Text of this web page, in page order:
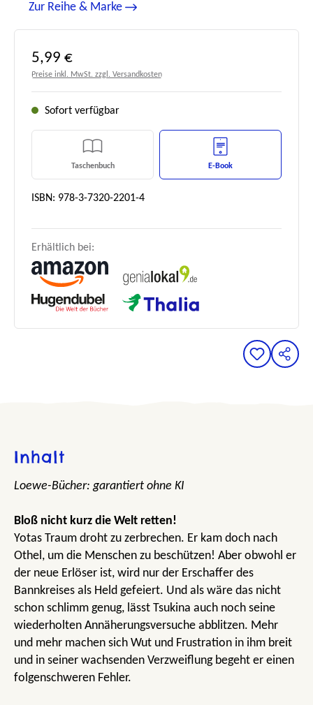
Zur Reihe & Marke
Regulärer Preis:
5,99 €
Preise inkl. MwSt. zzgl. Versandkosten
Sofort verfügbar
Taschenbuch E-Book
ISBN: 978-3-7320-2201-4
Erhältlich bei:
Inhalt
Loewe-Bücher: garantiert ohne KI
Bloß nicht kurz die Welt retten!
Yotas Traum droht zu zerbrechen. Er kam doch nach
Othel, um die Menschen zu beschützen! Aber obwohl er
der neue Erlöser ist, wird nur der Erschaffer des
Bannkreises als Held gefeiert. Und als wäre das nicht
schon schlimm genug, lässt Tsukina auch noch seine
wiederholten Annäherungsversuche abblitzen. Mehr
und mehr machen sich Wut und Frustration in ihm breit
und in seiner wachsenden Verzweiflung begeht er einen
folgenschweren Fehler.